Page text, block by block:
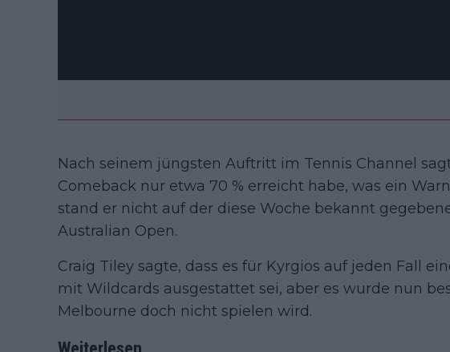
Nach seinem jüngsten Auftritt im Tennis Channel
Comeback nur etwa 70 % erreicht habe, was ein
stand er nicht auf der diese Woche bekannt
Australian Open.
Craig Tiley sagte, dass es für Kyrgios auf jeden Fall
mit Wildcards ausgestattet sei, aber es wurde nun
Melbourne doch nicht spielen wird.